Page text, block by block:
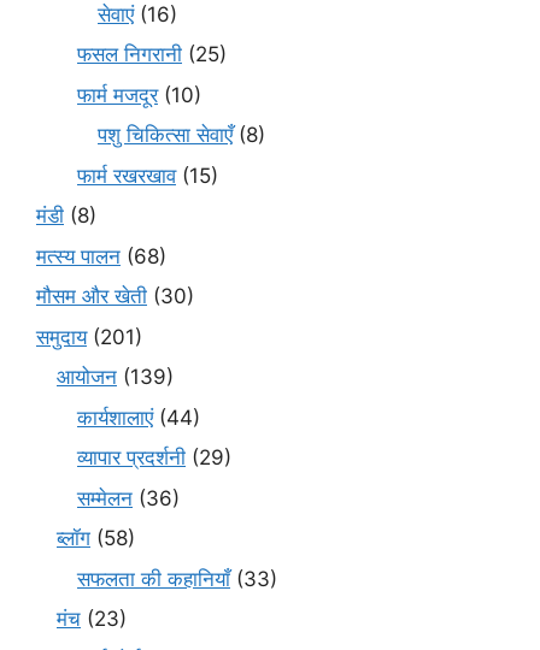
सेवाएं(16)
फसल निगरानी (25)
फार्म मजदूर(10)
पशु चिकित्सा सेवाएँ(8)
फार्म रखरखाव(15)
मंडी (8)
मत्स्य पालन (68)
मौसम और खेती (30)
समुदाय(201)
आयोजन (139)
कार्यशालाएं(44)
व्यापार प्रदर्शनी (29)
सम्मेलन (36)
ब्लॉग (58)
सफलता की कहानियाँ(33)
मंच (23)